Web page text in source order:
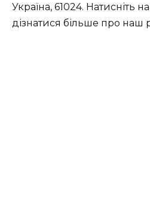
Україна, 61024. Натисніть
дізнатися більше про наш